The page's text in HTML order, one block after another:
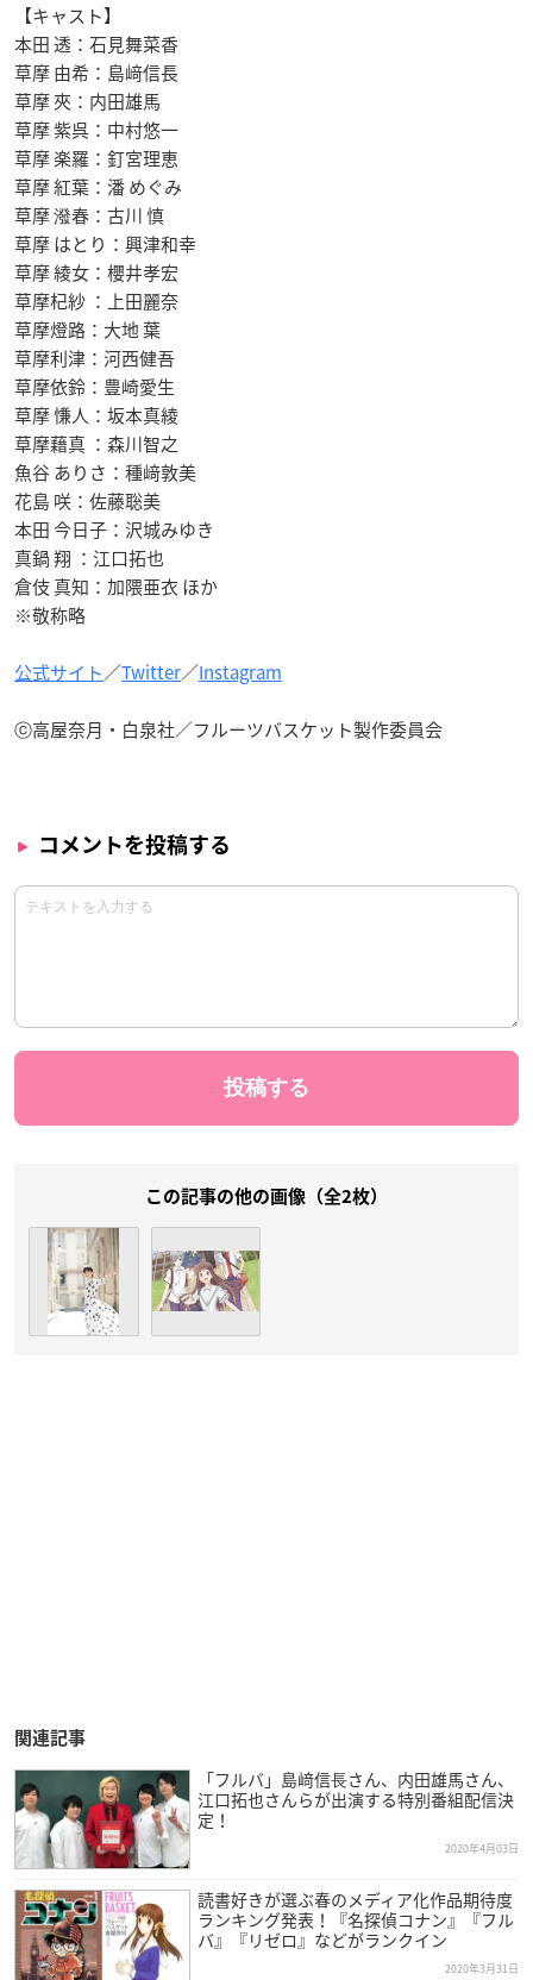
【キャスト】
本田 透：石見舞菜香
草摩 由希：島﨑信長
草摩 夾：内田雄馬
草摩 紫呉：中村悠一
草摩 楽羅：釘宮理恵
草摩 紅葉：潘 めぐみ
草摩 潑春：古川 慎
草摩 はとり：興津和幸
草摩 綾女：櫻井孝宏
草摩杞紗 ：上田麗奈
草摩燈路：大地 葉
草摩利津：河西健吾
草摩依鈴：豊崎愛生
草摩 慊人：坂本真綾
草摩藉真 ：森川智之
魚谷 ありさ：種﨑敦美
花島 咲：佐藤聡美
本田 今日子：沢城みゆき
真鍋 翔 ：江口拓也
倉伎 真知：加隈亜衣 ほか
※敬称略
公式サイト／Twitter／Instagram
ⓒ高屋奈月・白泉社／フルーツバスケット製作委員会
コメントを投稿する
この記事の他の画像（全2枚）
関連記事
「フルバ」島﨑信⻑さん、内田雄馬さん、
江口拓也さんらが出演する特別番組配信決
定！
2020年4月03日
読書好きが選ぶ春のメディア化作品期待度
ランキング発表！『名探偵コナン』『フル
バ』『リゼロ』などがランクイン
2020年3月31日